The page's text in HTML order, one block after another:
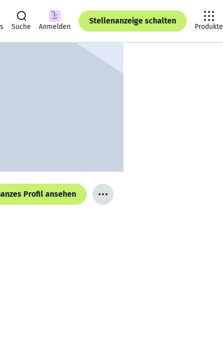
Suche Anmelden
Stellenanzeige schalten
Produkte
Profil ansehen